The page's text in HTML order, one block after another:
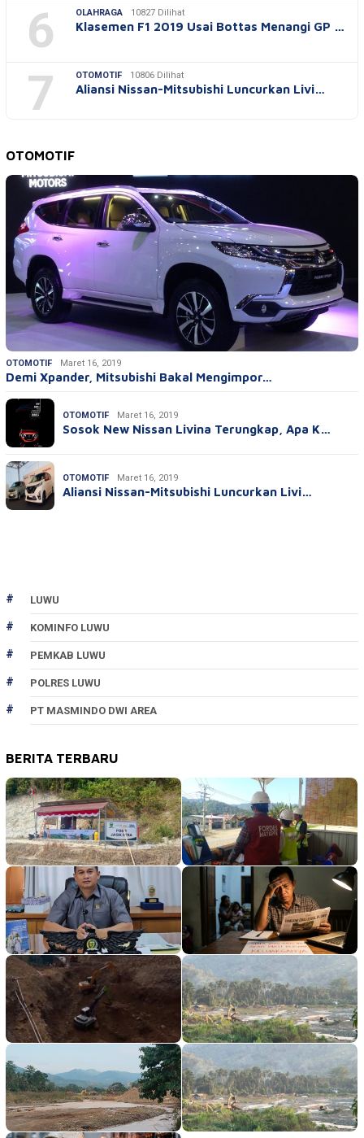
6 OLAHRAGA 10827 Dilihat
Klasemen F1 2019 Usai Bottas Menangi GP …
7 OTOMOTIF 10806 Dilihat
Aliansi Nissan-Mitsubishi Luncurkan Livi…
OTOMOTIF
OTOMOTIF Maret 16, 2019
Demi Xpander, Mitsubishi Bakal Mengimpor…
OTOMOTIF Maret 16, 2019
Sosok New Nissan Livina Terungkap, Apa K…
OTOMOTIF Maret 16, 2019
Aliansi Nissan-Mitsubishi Luncurkan Livi…
LUWU
KOMINFO LUWU
PEMKAB LUWU
POLRES LUWU
PT MASMINDO DWI AREA
BERITA TERBARU